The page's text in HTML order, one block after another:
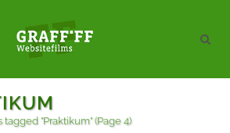
tagged "Praktikum"(Page 4)
AKTUELLES